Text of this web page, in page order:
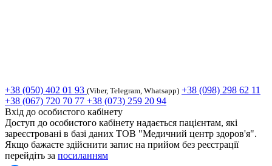
+38 (050) 402 01 93 (Viber, Telegram, Whatsapp) +38 (098) 298 62 11
+38 (067) 720 70 77 +38 (073) 259 20 94
Вхід до особистого кабінету
Доступ до особистого кабінету надається пацієнтам, які
зареєстровані в базі даних ТОВ "Медичний центр здоров'я".
Якщо бажаєте здійснити запис на прийом без реєстрації
перейдіть за посиланням